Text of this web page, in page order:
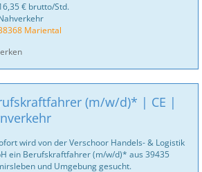
€ brutto/Std.
Mariental
(m/w/d)* | CE |
wird von der Verschoor Handels- & Logistik
ein Berufskraftfahrer (m/w/d)* aus 39435
und Umgebung gesucht.